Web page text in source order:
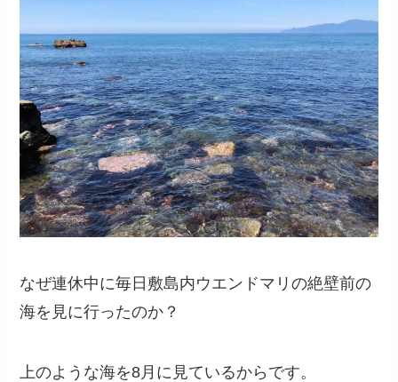
なぜ連休中に毎日敷島内ウエンドマリの絶壁前の
海を見に行ったのか？
上のような海を8月に見ているからです。